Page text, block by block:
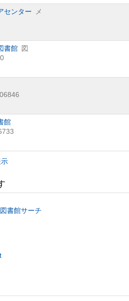
センター
メ
書館 図
館
書館サーチ